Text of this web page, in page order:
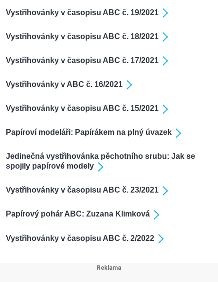
Vystřihovánky v časopisu ABC č. 19/2021
Vystřihovánky v časopisu ABC č. 18/2021
Vystřihovánky v časopisu ABC č. 17/2021
Vystřihovánky v ABC č. 16/2021
Vystřihovánky v časopisu ABC č. 15/2021
Papíroví modeláři: Papírákem na plný úvazek
Jedinečná vystřihovánka pěchotního srubu: Jak se
spojily papírové modely
Vystřihovánky v časopisu ABC č. 23/2021
Papírový pohár ABC: Zuzana Klimková
Vystřihovánky v časopisu ABC č. 2/2022